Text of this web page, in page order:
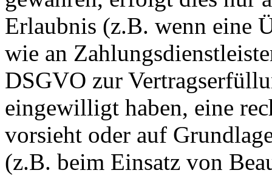
Erlaubnis (z.B. wenn eine
wie an
DSGVO zur
eingewilligt haben, eine
vorsieht oder auf
(z.B. beim Einsatz von